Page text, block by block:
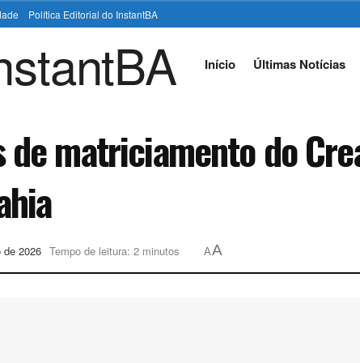
Política Editorial do InstantBA
Início Últimas Notícias
de matriciamento do
de 2026 Tempo de leitura: 2 minutos AA